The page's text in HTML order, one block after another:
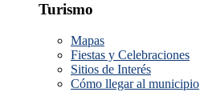
Turismo
Mapas
Fiestas y Celebraciones
Sitios de Interés
Cómo llegar al municipio